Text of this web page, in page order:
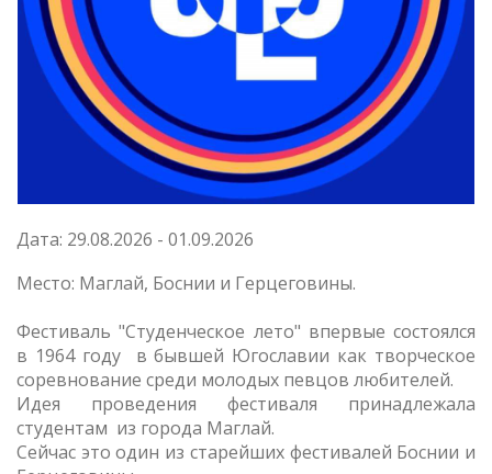
Дата: 29.08.2026 - 01.09.2026
Место: Маглай, Боснии и Герцеговины.
Фестиваль "Студенческое лето" впервые состоялся
в 1964 году в бывшей Югославии как творческое
соревнование среди молодых певцов любителей.
Идея проведения фестиваля принадлежала
студентам из города Маглай.
Сейчас это один из старейших фестивалей Боснии и